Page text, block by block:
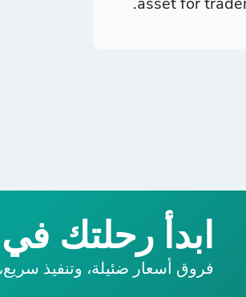
asset for
ابدأ رحلتك في
فروق أسعار ضئيلة، وتنفيذ